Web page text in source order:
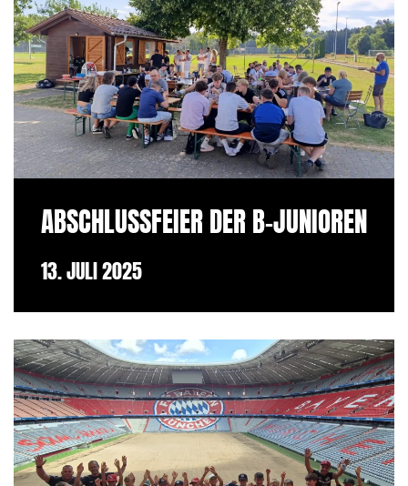
ABSCHLUSSFEIER DER B-JUNIOREN
13. JULI 2025